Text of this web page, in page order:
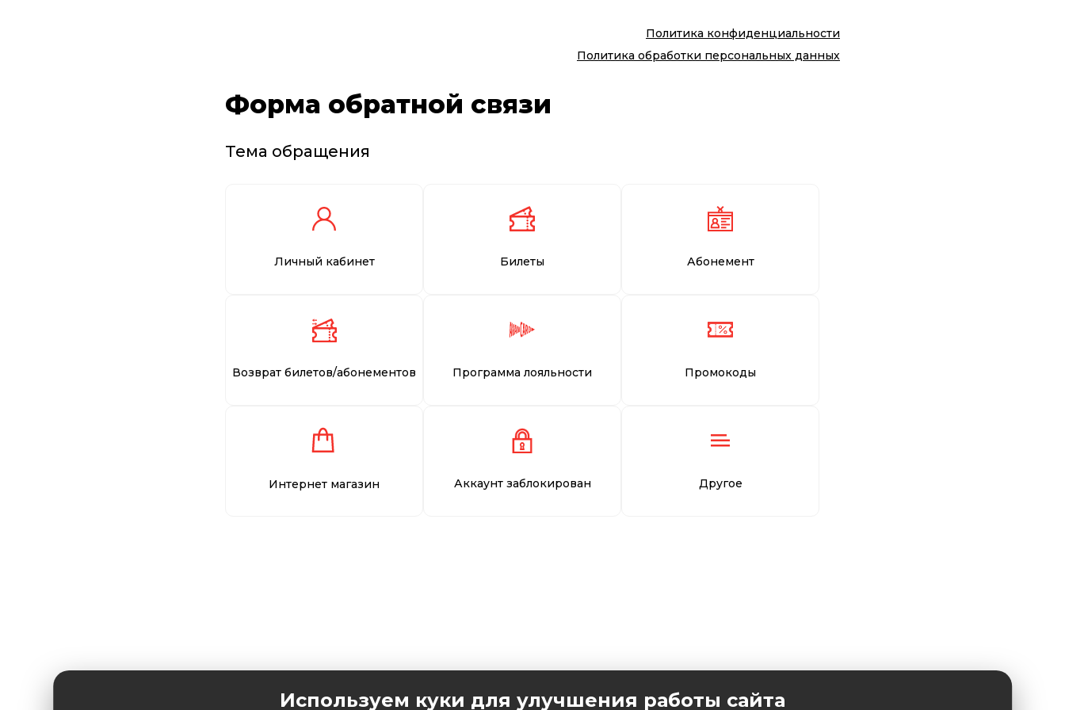
Политика конфиденциальности
Политика обработки персональных данных
Форма обратной связи
Тема обращения
Личный кабинет Билеты Абонемент
Возврат билетов/абонементов Программа лояльности Промокоды
Интернет магазин Аккаунт заблокирован Другое
Используем куки для улучшения работы сайта